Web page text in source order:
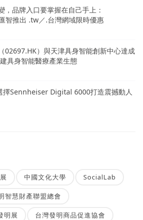
，品牌入口要掌握在自己手上：
智推出 .tw／.台灣網域限時優惠
02697.HK）與天津具身智能創新中心達成
具身智能醫療產業生態
擇Sennheiser Digital 6000打造震撼動人
中國文化大學 SocialLab
智慧財產聯盟總會
明展 台灣發明商品促進協會